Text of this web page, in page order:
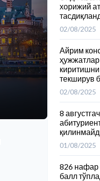
хорижий
02/08/2025
Айрим
текширув
02/08/2025
8
01/08/2025
826 нафар
балл